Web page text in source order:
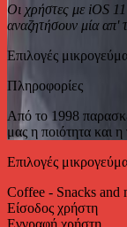
Οι χρήστες με iOS
αναζητήσουν μία απ'
Επιλογές
Πληροφορίες
Από το 1998
μας η ποιότητα και
Επιλογές
Coffee - Snacks and
Είσοδος χρήστη
Εγγραφή χρήστη